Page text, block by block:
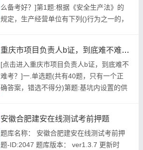
么备考好？]第1题:根据《安全生产法》的
规定，生产经营单位有下列()行为之一的，
款，对其直接负责的主管人员和其他直接责
任人员处一万元以上二万元以下的罚款A.未
按照规定设立安全生产管理机构或者配备安
全生产管理人员的B...
重庆市项目负责人b证，到底难不难考？
[点击进入重庆市项目负责人b证，到底难不
难考？]一.单选题(共有40题，只有一个正
确答案，错选不得分)第题:基坑内设置的供
查看最佳答案更多最新建筑行业考试题库--
重庆市项目负责人b证，到底难不难考？请
关注上面的微.信.公.众.号：建题帮，...
安徽合肥建安在线测试考前押题
题库名称： 安徽合肥建安在线测试考前押
题-ID:2047 题库版本： ver1.3.7 更新时